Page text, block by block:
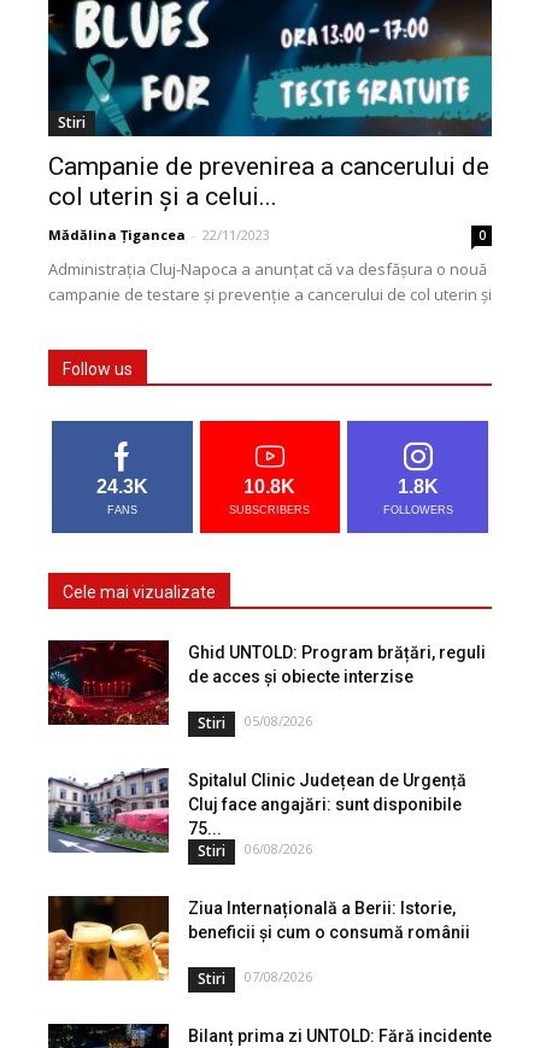
Stiri
Campanie de prevenirea a cancerului de
col uterin și a celui...
Mădălina Țigancea - 22/11/2023 0
Administrația Cluj-Napoca a anunțat că va desfășura o nouă
campanie de testare și prevenție a cancerului de col uterin și
Follow us
24.3K
FANS
10.8K
SUBSCRIBERS
1.8K
FOLLOWERS
Cele mai vizualizate
Ghid UNTOLD: Program brățări, reguli
de acces și obiecte interzise
Stiri 05/08/2026
Spitalul Clinic Județean de Urgență
Cluj face angajări: sunt disponibile
75...
Stiri 06/08/2026
Ziua Internațională a Berii: Istorie,
beneficii și cum o consumă românii
Stiri 07/08/2026
Bilanț prima zi UNTOLD: Fără incidente